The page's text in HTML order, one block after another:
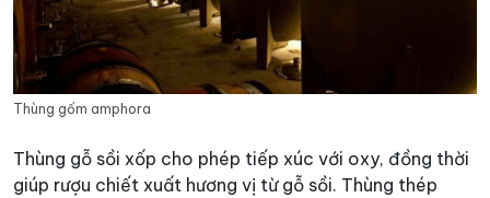
Thùng gốm amphora
Thùng gỗ sồi xốp cho phép tiếp xúc với oxy, đồng thời
giúp rượu chiết xuất hương vị từ gỗ sồi. Thùng thép